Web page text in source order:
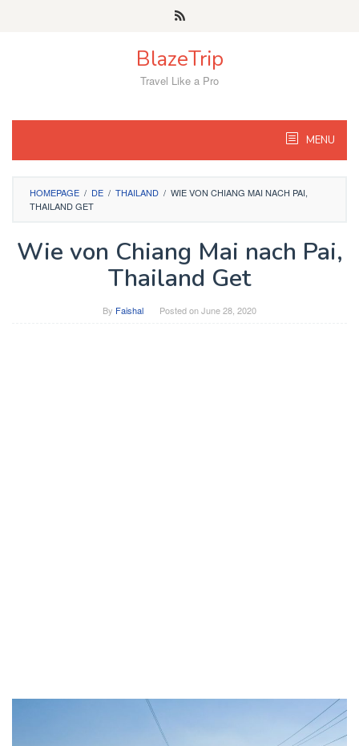
BlazeTrip
Travel Like a Pro
MENU
HOMEPAGE / DE / THAILAND / WIE VON CHIANG MAI NACH PAI,
THAILAND GET
Wie von Chiang Mai nach Pai,
Thailand Get
By Faishal Posted onJune 28, 2020